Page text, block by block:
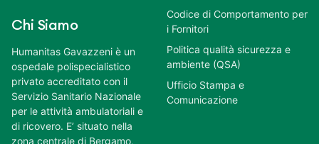
Chi Siamo
Humanitas Gavazzeni è un
ospedale polispecialistico
privato accreditato con il
Servizio Sanitario Nazionale
per le attività ambulatoriali e
di ricovero. E’ situato nella
zona centrale di Bergamo,
Codice di Comportamento per
i Fornitori
Politica qualità sicurezza e
ambiente (QSA)
Ufficio Stampa e
Comunicazione